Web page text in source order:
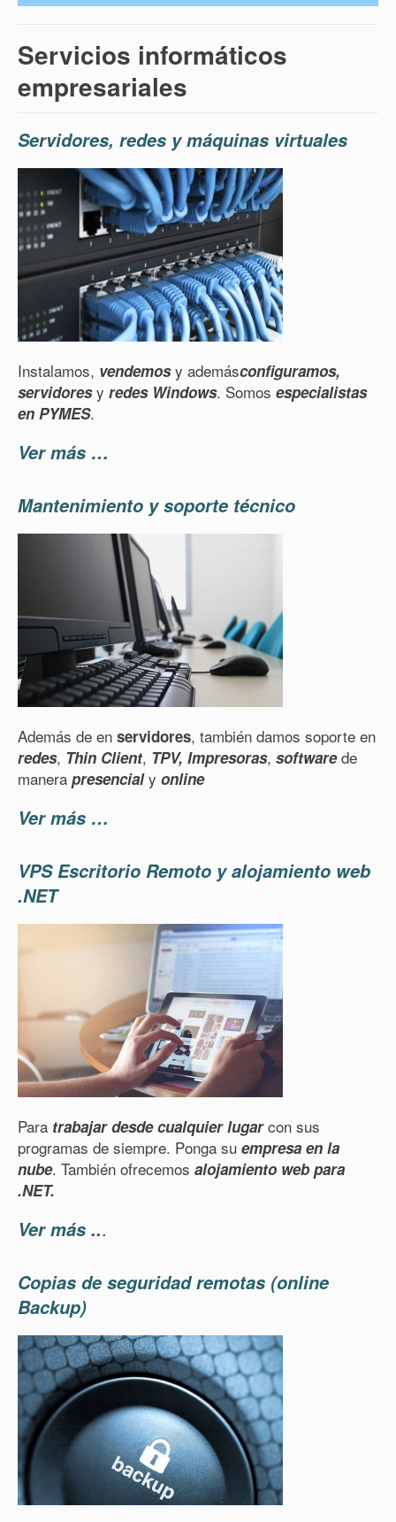
Servicios informáticos
empresariales
Servidores, redes y máquinas virtuales
Instalamos, vendemosy ademásconfiguramos,
servidoresy redes Windows. Somos especialistas
en PYMES.
Ver más …
Mantenimiento y soporte técnico
Además de en servidores, también damos soporte en
redes, Thin Client, TPV, Impresoras, softwarede
manera presencialy online
Ver más …
VPS Escritorio Remoto y alojamiento web
.NET
Para trabajar desde cualquier lugarcon sus
programas de siempre. Ponga su empresa en la
nube. También ofrecemos alojamiento web para
.NET.
Ver más ...
Copias de seguridad remotas (online
Backup)